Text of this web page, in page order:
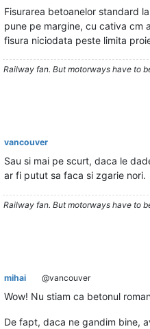
Fisurarea betoanelor standard
pune pe margine, cu cativa cm
fisura niciodata peste limita
Railway fan. But motorways have to
vancouver
Sau si mai pe scurt, daca le
ar fi putut sa faca si zgarie nori.
Railway fan. But motorways have to
mihai @vancouver
Wow! Nu stiam ca betonul
De fapt, daca ne gandim bine,